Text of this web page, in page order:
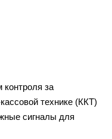
за
технике (ККТ)
сигналы для